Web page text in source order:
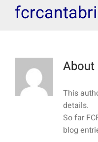
About
This
details.
So far
blog